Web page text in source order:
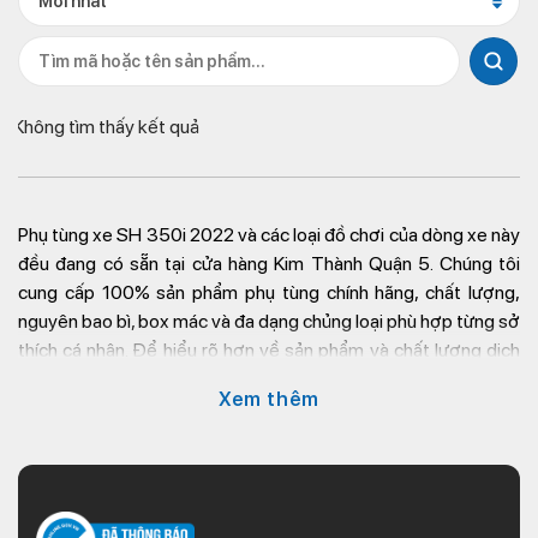
Không tìm thấy kết quả
Phụ tùng xe SH 350i 2022 và các loại đồ chơi của dòng xe này
đều đang có sẵn tại cửa hàng Kim Thành Quận 5. Chúng tôi
cung cấp 100% sản phẩm phụ tùng chính hãng, chất lượng,
nguyên bao bì, box mác và đa dạng chủng loại phù hợp từng sở
thích cá nhân. Để hiểu rõ hơn về sản phẩm và chất lượng dịch
Vì sao nên thay đổi phụ tùng SH
350i 2022?
Xem thêm